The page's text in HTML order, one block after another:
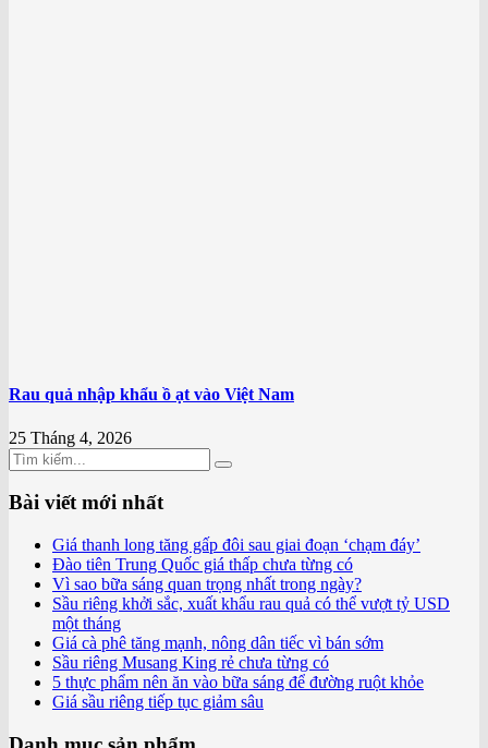
Rau quả nhập khẩu ồ ạt vào Việt Nam
25 Tháng 4, 2026
Bài viết mới nhất
Giá thanh long tăng gấp đôi sau giai đoạn ‘chạm đáy’
Đào tiên Trung Quốc giá thấp chưa từng có
Vì sao bữa sáng quan trọng nhất trong ngày?
Sầu riêng khởi sắc, xuất khẩu rau quả có thể vượt tỷ USD
một tháng
Giá cà phê tăng mạnh, nông dân tiếc vì bán sớm
Sầu riêng Musang King rẻ chưa từng có
5 thực phẩm nên ăn vào bữa sáng để đường ruột khỏe
Giá sầu riêng tiếp tục giảm sâu